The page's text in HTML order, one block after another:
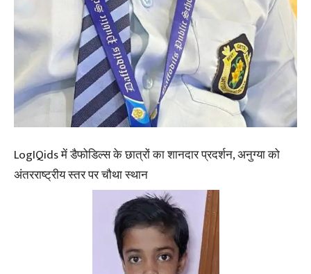
LogIQids में डैफोडिल्स के छात्रों का शानदार प्रदर्शन, अनुग्या को
अंतरराष्ट्रीय स्तर पर चौथा स्थान